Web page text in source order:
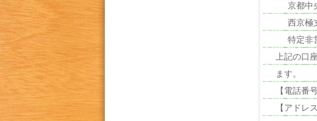
京都中
西京極
特定非
上記の口
ます。
【電話番
【アドレ